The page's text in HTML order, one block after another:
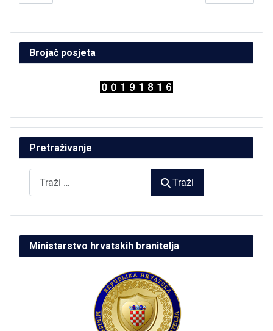
Brojač posjeta
Pretraživanje
Traži
Ministarstvo hrvatskih branitelja